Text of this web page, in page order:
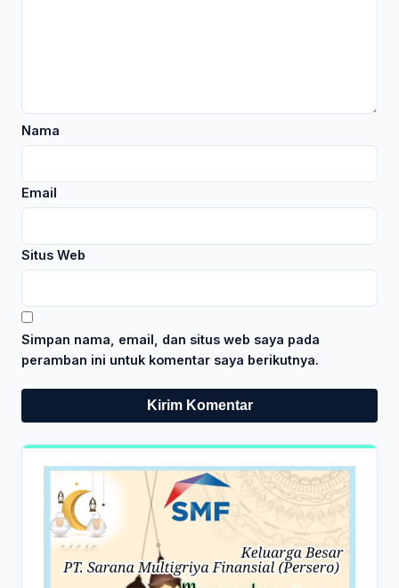
Nama
Email
Situs Web
Simpan nama, email, dan situs web saya pada
peramban ini untuk komentar saya berikutnya.